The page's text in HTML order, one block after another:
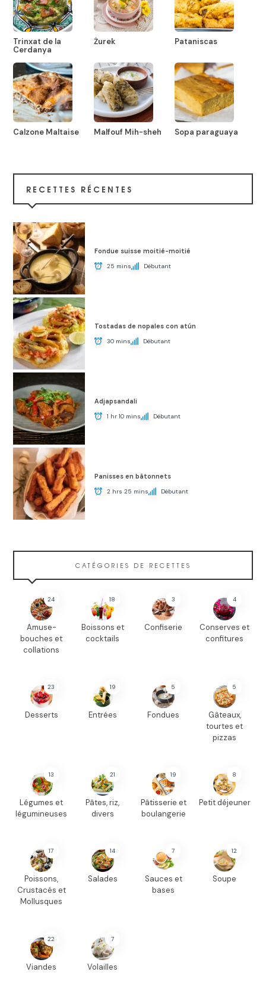
Trinxat de la
Cerdanya
Żurek Pataniscas
Calzone Maltaise Malfouf Mih-sheh Sopa paraguaya
RECETTES RÉCENTES
Fondue suisse moitié-moitié
25 mins Débutant
Tostadas de nopales con atún
30 mins Débutant
Adjapsandali
1 hr 10 mins Débutant
Panisses en bâtonnets
2 hrs 25 mins Débutant
CATÉGORIES DE RECETTES
24
Amuse-
bouches et
collations
18
Boissons et
cocktails
3
Confiserie
4
Conserves et
confitures
23
Desserts
19
Entrées
5
Fondues
5
Gâteaux,
tourtes et
pizzas
13
Légumes et
légumineuses
21
Pâtes, riz,
divers
19
Pâtisserie et
boulangerie
8
Petit déjeuner
17
Poissons,
Crustacés et
Mollusques
14
Salades
7
Sauces et
bases
12
Soupe
22
Viandes
7
Volailles